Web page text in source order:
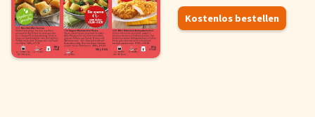
Kostenlos bestellen